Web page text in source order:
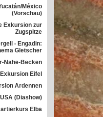
México
(Vorschau)
Exkursion zur
Zugspitze
- Engadin:
Gletscher
Nahe-Becken
Exkursion Eifel
Ardennen
(Diashow)
Elba